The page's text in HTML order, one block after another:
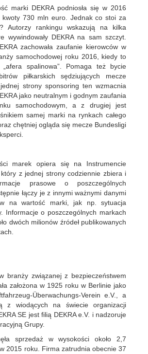
marki DEKRA podniosła się w 2016
730 mln euro. Jednak co stoi za
Autorzy rankingu wskazują na kilka
wywindowały DEKRA na sam szczyt.
zachowała zaufanie kierowców w
samochodowej roku 2016, kiedy to
„afera spalinowa”. Pomaga też bycie
piłkarskich sędziujących mecze
strony sponsoring ten wzmacnia
jako neutralnym i godnym zaufania
samochodowym, a z drugiej jest
samej marki na rynkach całego
chętniej ogląda się mecze Bundesligi
marek opiera się na Instrumencie
który z jednej strony codziennie zbiera i
prasowe o poszczególnych
łączy je z innymi ważnymi danymi
na wartość marki, jak np. sytuacja
Informacje o poszczególnych markach
dwóch milionów źródeł publikowanych
branży związanej z bezpieczeństwem
założona w 1925 roku w Berlinie jako
Überwachungs-Verein e.V., a
z wiodących na świecie organizacji
SE jest filią DEKRA e.V. i nadzoruje
Grupy.
sprzedaż w wysokości około 2,7
2015 roku. Firma zatrudnia obecnie 37